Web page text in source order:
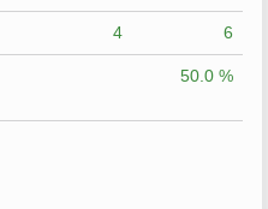
4 6
50.0 %